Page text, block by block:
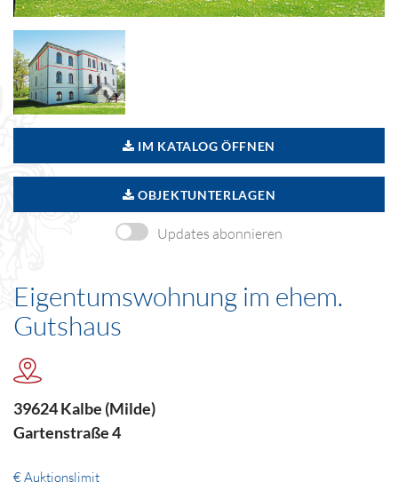
IM KATALOG ÖFFNEN
OBJEKTUNTERLAGEN
Updates abonnieren
Eigentumswohnung im ehem.
Gutshaus
39624 Kalbe (Milde)
Gartenstraße 4
€ Auktionslimit